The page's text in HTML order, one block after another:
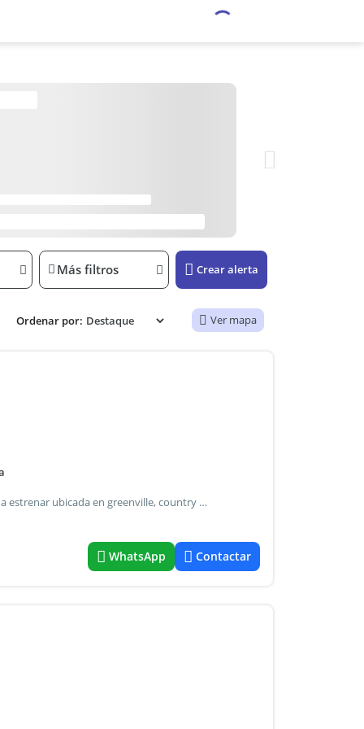
Más filtros Crear alerta
Ordenar por: Ver mapa
Grimaut lopez propiedades le ofrece excelente propiedad a estrenar ubicada en greenville, country ubicado en zona sur, cercano a las areas comerciales, a circunvalación y a 10 minutos del centro. El inmueble se encuentra distribuido de la siguiente manera : - 3 dormitorios 1 en suite - 4 baños - cocina separada con isla amoblada - living comedor amplio con salida a la galería y vista al frente - gran quincho con salida a la pileta climatizada - lavadero - cochera cubierta amplia - amplio jardín - pileta climatizada muy buena ubicación dentro del country . No dude en consultar por opciones similares.
WhatsApp Contactar